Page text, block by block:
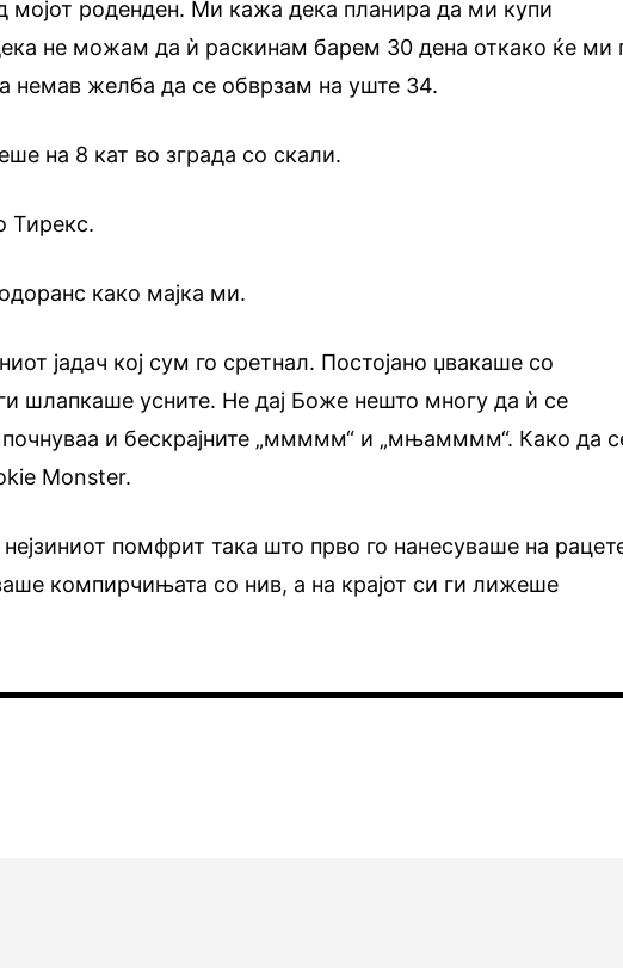
мојот роденден. Ми кажа дека планира да ми купи
не можам да ѝ раскинам барем 30 дена откако ќе ми
немав желба да се обврзам на уште 34.
на 8 кат во зграда со скали.
Тирекс.
како мајка ми.
јадач кој сум го сретнал. Постојано џвакаше со
шлапкаше усните. Не дај Боже нешто многу да ѝ се
и бескрајните „ммммм“ и „мњамммм“. Како да
Monster.
помфрит така што прво го нанесуваше на
компирчињата со нив, а на крајот си ги лижеше